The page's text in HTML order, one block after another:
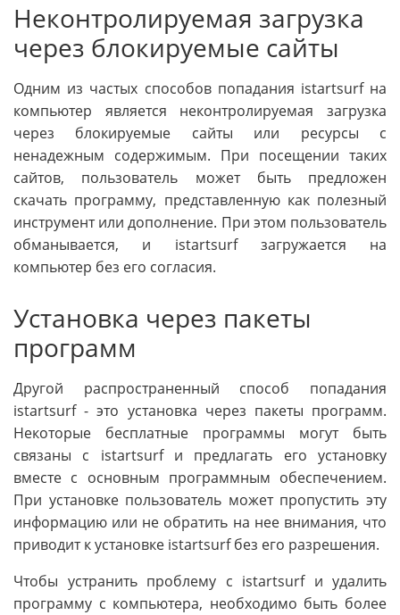
Неконтролируемая загрузка
через блокируемые сайты
Одним из частых способов попадания istartsurf на
компьютер является неконтролируемая загрузка
через блокируемые сайты или ресурсы с
ненадежным содержимым. При посещении таких
сайтов, пользователь может быть предложен
скачать программу, представленную как полезный
инструмент или дополнение. При этом пользователь
обманывается, и istartsurf загружается на
компьютер без его согласия.
Установка через пакеты
программ
Другой распространенный способ попадания
istartsurf - это установка через пакеты программ.
Некоторые бесплатные программы могут быть
связаны с istartsurf и предлагать его установку
вместе с основным программным обеспечением.
При установке пользователь может пропустить эту
информацию или не обратить на нее внимания, что
приводит к установке istartsurf без его разрешения.
Чтобы устранить проблему с istartsurf и удалить
программу с компьютера, необходимо быть более